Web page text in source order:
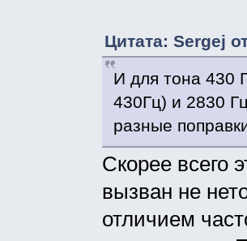
Цитата: Sergej
И для тона 430
430Гц) и 2830
разные
Скорее всего
вызван не
отличием